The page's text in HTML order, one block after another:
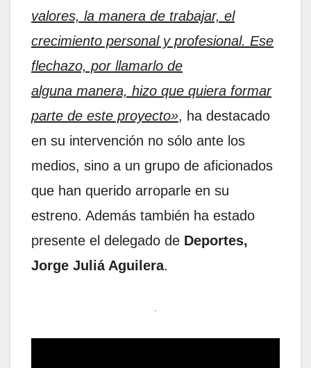
valores, la manera de trabajar, el
crecimiento personal y profesional. Ese
flechazo, por llamarlo de
alguna manera, hizo que quiera formar
parte de este proyecto», ha destacado
en su intervención no sólo ante los
medios, sino a un grupo de aficionados
que han querido arroparle en su
estreno. Además también ha estado
presente el delegado de Deportes,
Jorge Juliá Aguilera.
.